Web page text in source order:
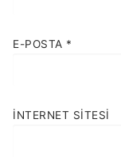
E-POSTA *
İNTERNET SITESI